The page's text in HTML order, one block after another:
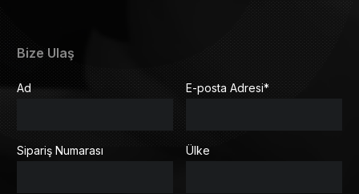
Bize Ulaş
Ad E-posta Adresi*
Sipariş Numarası Ülke